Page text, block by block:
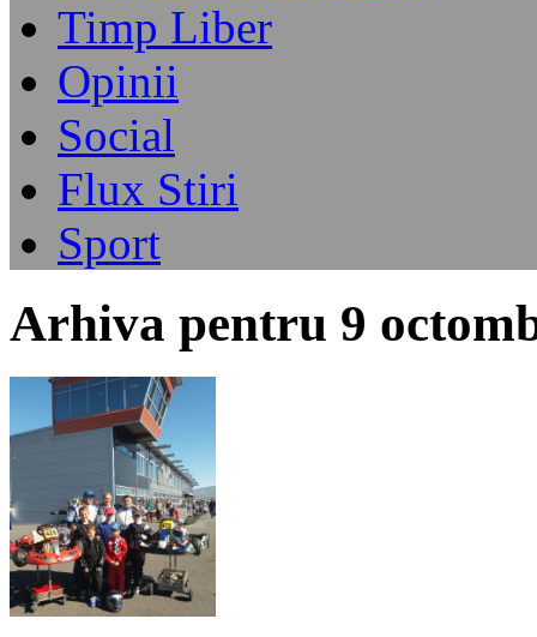
Timp Liber
Opinii
Social
Flux Stiri
Sport
Arhiva pentru 9